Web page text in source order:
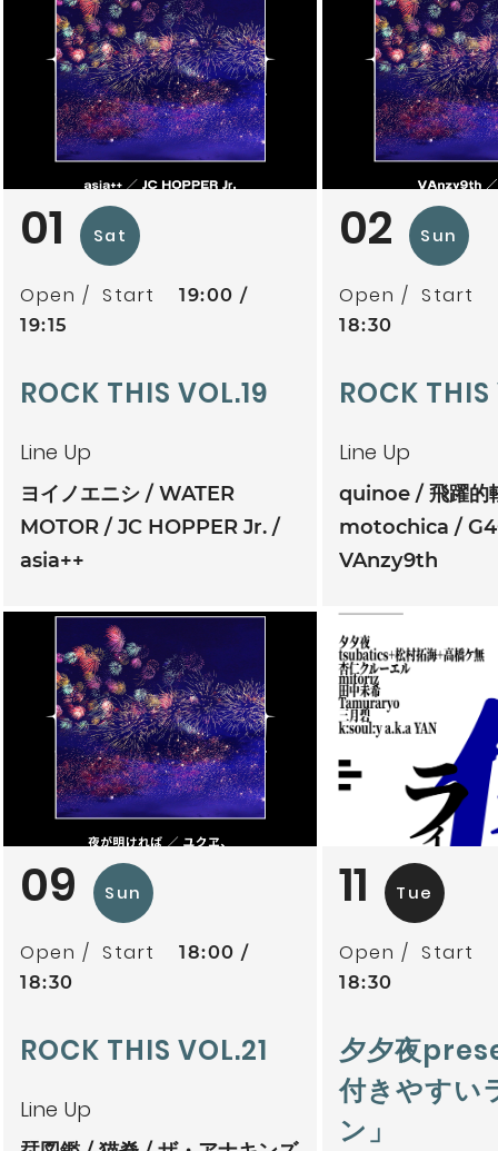
01 Sat
Open Start
19:00
19:15
ROCK THIS VOL.19
Line Up
ヨイノエニシ
WATER
MOTOR
JC HOPPER Jr.
asia++
02 Sun
Open Start
18:30
ROCK
Line Up
quinoe
飛躍的
motochica
VAnzy9th
09 Sun
Open Start
18:00
18:30
ROCK THIS VOL.21
Line Up
11 Tue
Open Start
18:30
夕夕夜
付きやすい
ン」